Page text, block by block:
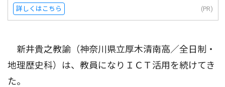
詳しくはこちら (PR)
新井貴之教諭（神奈川県立厚木清南高／全日制・
地理歴史科）は、教員になりＩＣＴ活用を続けてき
た。